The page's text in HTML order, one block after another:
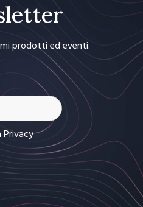
prodotti ed eventi.
Privacy